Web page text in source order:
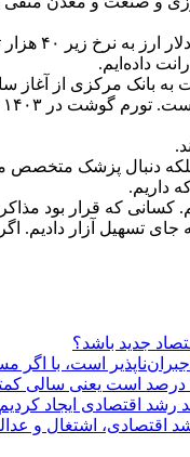
است. بدهی دولت به بانکها از ۴۱۶ همت ۷۵۲ همت
دنبال پزشک متخصص
داریم.
که قرار بود مذاکره
جای تسهیل آزار دادیم.
جدید باشد؟
است، با